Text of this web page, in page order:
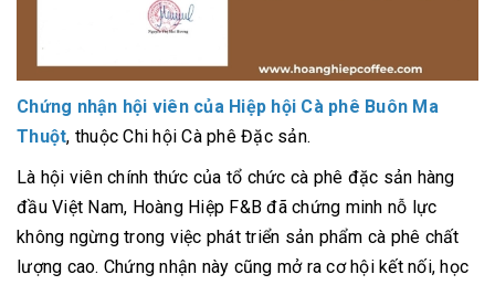
Chứng nhận hội viên của Hiệp hội Cà phê Buôn Ma
Thuột, thuộc Chi hội Cà phê Đặc sản.
Là hội viên chính thức của tổ chức cà phê đặc sản hàng
đầu Việt Nam, Hoàng Hiệp F&B đã chứng minh nỗ lực
không ngừng trong việc phát triển sản phẩm cà phê chất
lượng cao. Chứng nhận này cũng mở ra cơ hội kết nối, học